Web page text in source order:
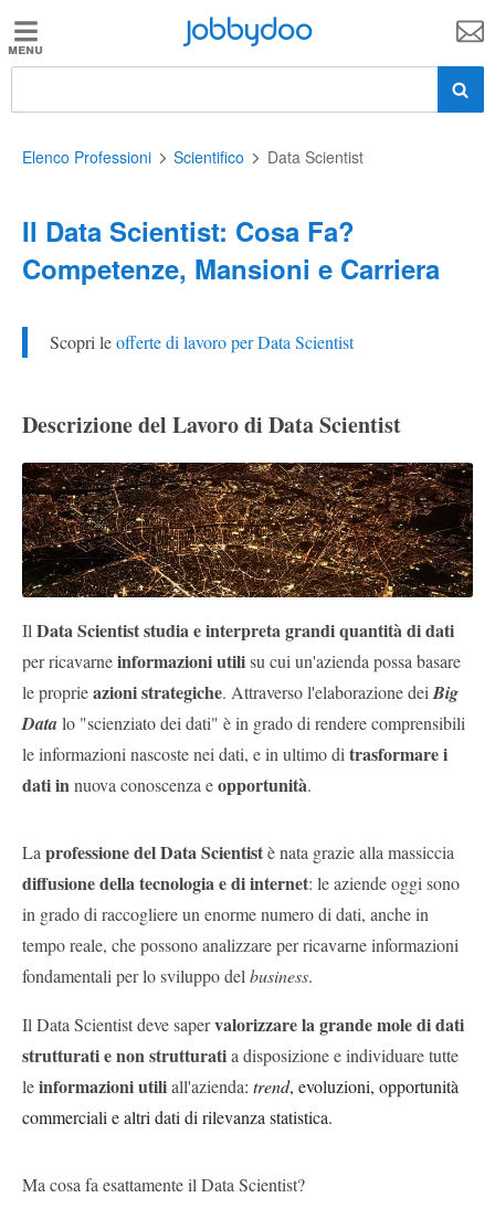
Jobbydoo
lavoro
Stipendi
professioni
Pubblica
Offerte
Area
Aziende
Jobbydoo
Elenco Professioni Scientifico Data Scientist
Il Data Scientist: Cosa Fa?
Competenze, Mansioni e Carriera
Scopri leofferte di lavoro per Data Scientist
Descrizione del Lavoro di Data Scientist
IlData Scientist studia e interpreta grandi quantità di dati
per ricavarneinformazioni utilisu cui un'azienda possa basare
le proprieazioni strategiche. Attraverso l'elaborazione deiBig
Datalo "scienziato dei dati" è in grado di rendere comprensibili
le informazioni nascoste nei dati, e in ultimo ditrasformare i
dati innuova conoscenza eopportunità.
Laprofessione del Data Scientistè nata grazie alla massiccia
diffusione della tecnologia e di internet: le aziende oggi sono
in grado di raccogliere un enorme numero di dati, anche in
tempo reale, che possono analizzare per ricavarne informazioni
fondamentali per lo sviluppo delbusiness.
Il Data Scientist deve sapervalorizzare la grande mole di dati
strutturati e non strutturatia disposizione e individuare tutte
leinformazioni utiliall'azienda: trend, evoluzioni, opportunità
commerciali e altri dati di rilevanza statistica.
Ma cosa fa esattamente il Data Scientist?